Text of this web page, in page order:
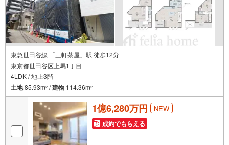
東急世田谷線 「三軒茶屋」駅 徒歩12分
東京都世田谷区上馬1丁目
4LDK / 地上3階
土地85.93m2 /建物 114.36m2
1億6,280万円 NEW
成約でもらえる